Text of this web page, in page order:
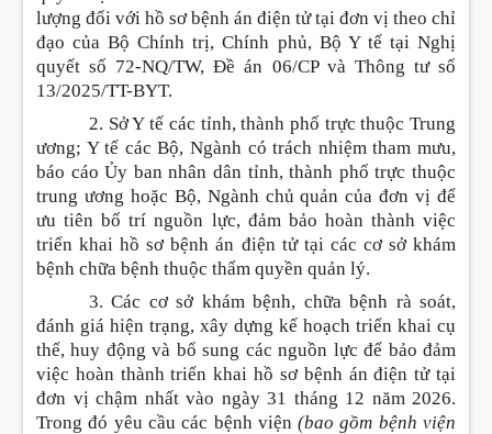
lượng đối với hồ sơ bệnh án điện tử tại đơn vị theo chỉ
đạo của Bộ Chính trị, Chính phủ, Bộ Y tế tại Nghị
quyết số 72-NQ/TW, Đề án 06/CP và Thông tư số
13/2025/TT-BYT.
2. Sở Y tế các tỉnh, thành phố trực thuộc Trung
ương; Y tế các Bộ, Ngành có trách nhiệm tham mưu,
báo cáo Ủy ban nhân dân tỉnh, thành phố trực thuộc
trung ương hoặc Bộ, Ngành chủ quản của đơn vị để
ưu tiên bố trí nguồn lực, đảm bảo hoàn thành việc
triển khai hồ sơ bệnh án điện tử tại các cơ sở khám
bệnh chữa bệnh thuộc thẩm quyền quản lý.
3. Các cơ sở khám bệnh, chữa bệnh rà soát,
đánh giá hiện trạng, xây dựng kế hoạch triển khai cụ
thể, huy động và bổ sung các nguồn lực để bảo đảm
việc hoàn thành triển khai hồ sơ bệnh án điện tử tại
đơn vị chậm nhất vào ngày 31 tháng 12 năm 2026.
Trong đó yêu cầu các bệnh viện(bao gồm bệnh viện